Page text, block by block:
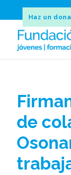
Haz un
de